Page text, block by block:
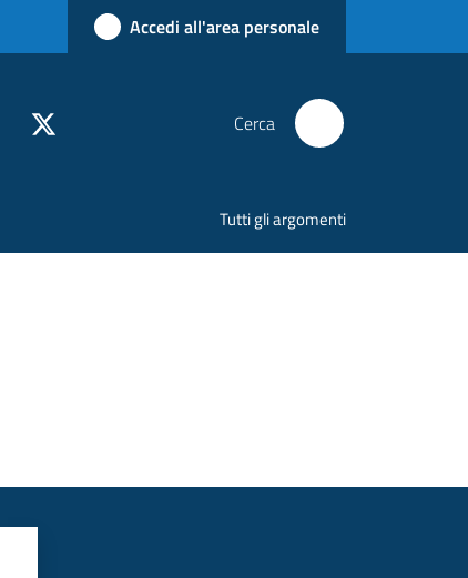
Accedi all'area personale
Cerca
Tutti gli argomenti